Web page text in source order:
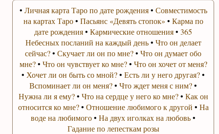
• Личная карта Таро по дате рождения• Совместимость
на картах Таро• Пасьянс «Девять стопок» • Карма по
дате рождения•Кармические отношения•365
Небесных посланий на каждый день• Что он делает
сейчас?•Скучает ли он по мне?•Что он думает обо
мне?• Что он чувствует ко мне?• Что он хочет от меня?
• Хочет ли он быть со мной?•Есть ли у него другая?•
Вспоминает ли он меня?•Что ждет меня с ним?•
Нужна ли я ему?• Что на сердце у него ко мне?• Как он
относится ко мне?• Отношение любимого к другой • На
воде на любимого•На двух иголках на любовь•
Гадание по лепесткам розы